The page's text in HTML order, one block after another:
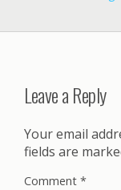
Leave a Reply
Your email
fields are
Comment *